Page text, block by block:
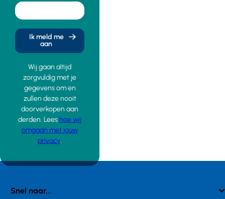
Ik meld me
aan
Wij gaan altijd
zorgvuldig met je
gegevens om en
zullen deze nooit
doorverkopen aan
derden. Lees hoe wij
omgaan met jouw
privacy.
Snel naar...